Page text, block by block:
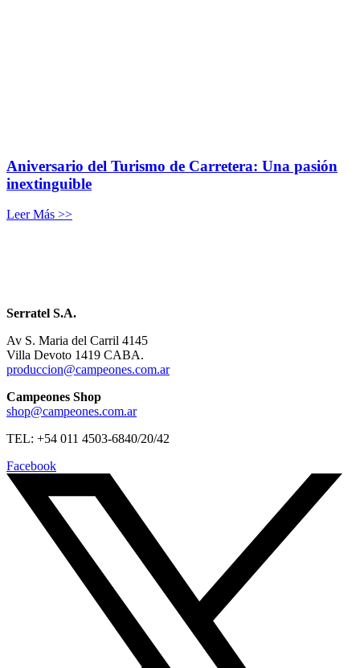
Aniversario del Turismo de Carretera: Una pasión
inextinguible
Leer Más >>
Serratel S.A.
Av S. Maria del Carril 4145
Villa Devoto 1419 CABA.
produccion@campeones.com.ar
Campeones Shop
shop@campeones.com.ar
TEL: +54 011 4503-6840/20/42
Facebook